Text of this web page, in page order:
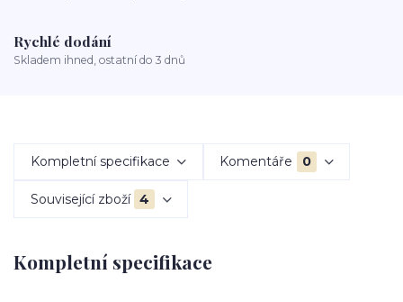
Rychlé dodání
Skladem ihned, ostatní do 3 dnů
Kompletní specifikace Komentáře 0
Související zboží 4
Kompletní specifikace